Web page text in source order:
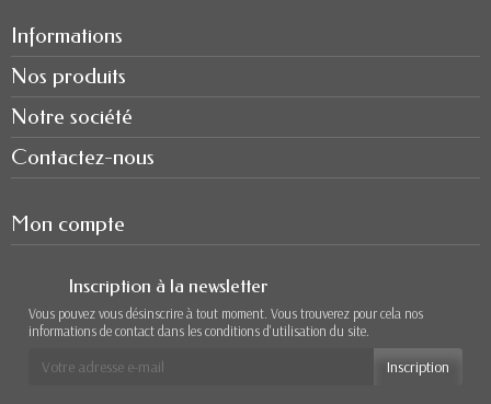
Informations
Nos produits
Notre société
Contactez-nous
Mon compte
Inscription à la newsletter
Vous pouvez vous désinscrire à tout moment. Vous trouverez pour cela nos
informations de contact dans les conditions d'utilisation du site.